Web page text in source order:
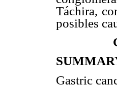
Táchira,
posibles
Gastric